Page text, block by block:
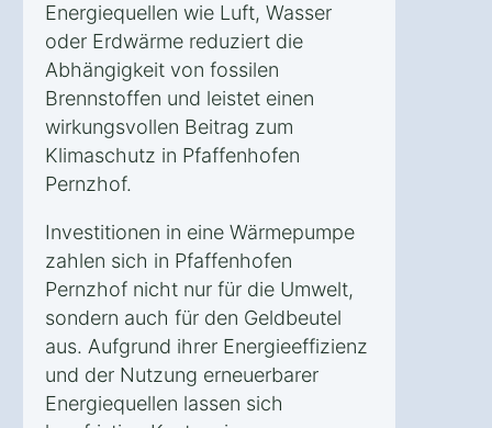
Energiequellen wie Luft, Wasser
oder Erdwärme reduziert die
Abhängigkeit von fossilen
Brennstoffen und leistet einen
wirkungsvollen Beitrag zum
Klimaschutz in Pfaffenhofen
Pernzhof.
Investitionen in eine Wärmepumpe
zahlen sich in Pfaffenhofen
Pernzhof nicht nur für die Umwelt,
sondern auch für den Geldbeutel
aus. Aufgrund ihrer Energieeffizienz
und der Nutzung erneuerbarer
Energiequellen lassen sich